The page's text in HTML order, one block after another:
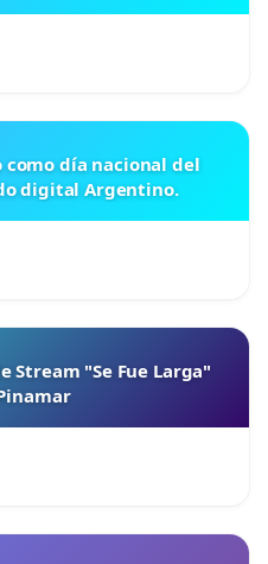
día nacional del
digital Argentino.
Stream "Se Fue Larga"